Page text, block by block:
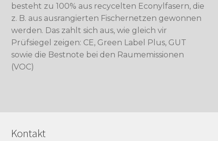
besteht zu 100% aus recycelten Econylfasern, die
z. B. aus ausrangierten Fischernetzen gewonnen
werden. Das zahlt sich aus, wie gleich vir
Prüfsiegel zeigen: CE, Green Label Plus, GUT
sowie die Bestnote bei den Raumemissionen
(VOC)
Kontakt